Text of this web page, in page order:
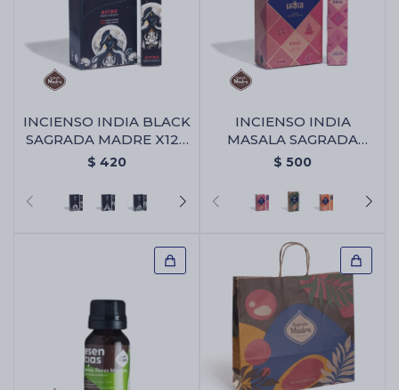
INCIENSO INDIA BLACK
SAGRADA MADRE X12 -
Astro
$ 420
INCIENSO INDIA
MASALA SAGRADA
MADRE X12 - Alma
$ 500